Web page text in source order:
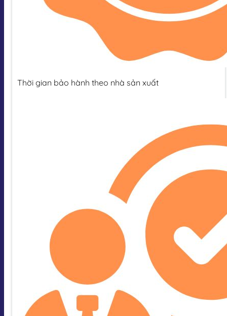
Thời gian bảo hành theo nhà sản xuất